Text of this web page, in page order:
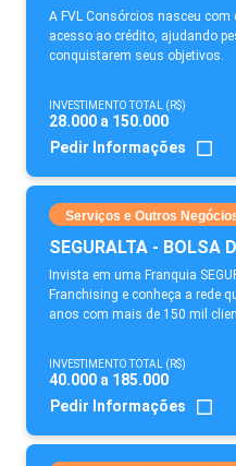
A FVL Consórcios nasceu
acesso ao crédito, ajudando
conquistarem seus objetivos.
INVESTIMENTO TOTAL (R$)
28.000 a 150.000
Pedir Informações
Serviços e Outros
SEGURALTA - BOLSA
Invista em uma Franquia
Franchising e conheça a rede
anos com mais de 150 mil
INVESTIMENTO TOTAL (R$)
40.000 a 185.000
Pedir Informações